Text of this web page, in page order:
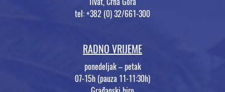
tel: +382 (0) 32/661-300
RADNO VRIJEME
ponedeljak – petak
07-15h (pauza 11-11:30h)